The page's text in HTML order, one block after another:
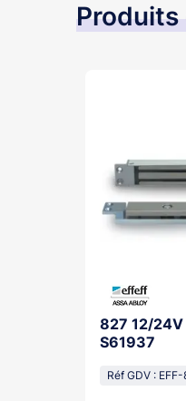
Produits
827 12/
S61937
Réf GDV :